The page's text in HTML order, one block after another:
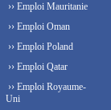
›› Emploi Mauritanie
›› Emploi Oman
›› Emploi Poland
›› Emploi Qatar
›› Emploi Royaume-
Uni